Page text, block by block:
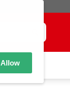
Allow